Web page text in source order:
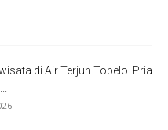
di Air Terjun Tobelo. Pria